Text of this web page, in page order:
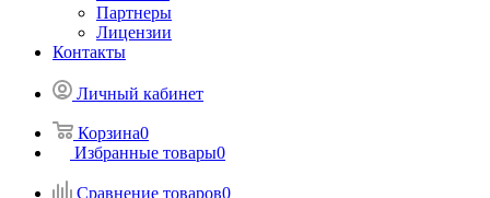
Партнеры
Лицензии
Контакты
Личный кабинет
Корзина0
Избранные товары0
Сравнение товаров0